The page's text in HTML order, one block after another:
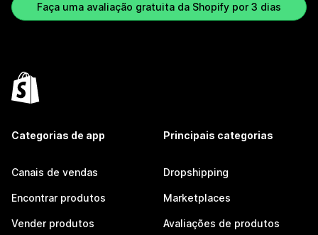
Faça uma avaliação gratuita da Shopify por 3 dias
Categorias de app
Canais de vendas
Encontrar produtos
Vender produtos
Principais categorias
Dropshipping
Marketplaces
Avaliações de produtos